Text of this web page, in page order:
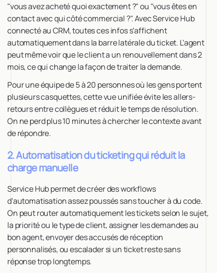
"vous avez acheté quoi exactement ?" ou "vous êtes en
contact avec qui côté commercial ?". Avec Service Hub
connecté au CRM, toutes ces infos s'affichent
automatiquement dans la barre latérale du ticket. L'agent
peut même voir que le client a un renouvellement dans 2
mois, ce qui change la façon de traiter la demande.
Pour une équipe de 5 à 20 personnes où les gens portent
plusieurs casquettes, cette vue unifiée évite les allers-
retours entre collègues et réduit le temps de résolution.
On ne perd plus 10 minutes à chercher le contexte avant
de répondre.
2. Automatisation du ticketing qui réduit la
charge manuelle
Service Hub permet de créer des workflows
d'automatisation assez poussés sans toucher à du code.
On peut router automatiquement les tickets selon le sujet,
la priorité ou le type de client, assigner les demandes au
bon agent, envoyer des accusés de réception
personnalisés, ou escalader si un ticket reste sans
réponse trop longtemps.